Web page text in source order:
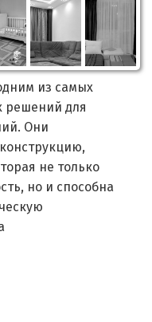
из самых
решений для
Они
не только
но и способна